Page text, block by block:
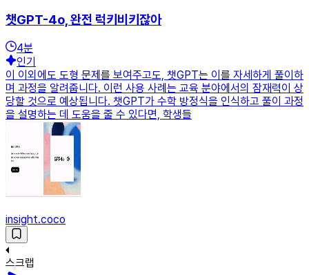
챗GPT-4o, 완전 럭키비키잖아
4분
인기
이 이외에도 도형 문제를 보여주고도, 챗GPT는 이를 자세하게 풀이하
며 과정을 알려줍니다. 이런 사용 사례는 교육 분야에서의 잠재력이 상
당할 것으로 예상됩니다. 챗GPT가 수학 방정식을 인식하고 풀이 과정
을 설명하는 데 도움을 줄 수 있다면, 학생들
insight.coco
스크랩